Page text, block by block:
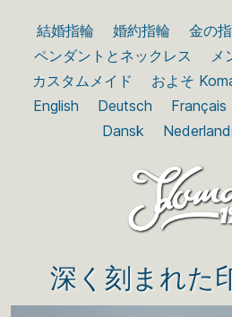
結婚指輪 婚約指輪 金の
ペンダントとネックレス
メ
カスタムメイド
およそ
English
Deutsch Français
Dansk
深く刻まれた